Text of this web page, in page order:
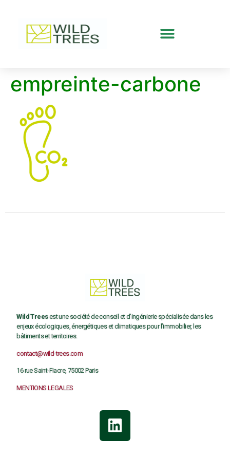
empreinte-carbone
Wild Treesest une société de conseil et d’ingénierie spécialisée dans les
enjeux écologiques, énergétiques et climatiques pour l’immobilier, les
bâtiments et territoires.
contact@wild-trees.com
16 rue Saint-Fiacre, 75002 Paris
MENTIONS LEGALES